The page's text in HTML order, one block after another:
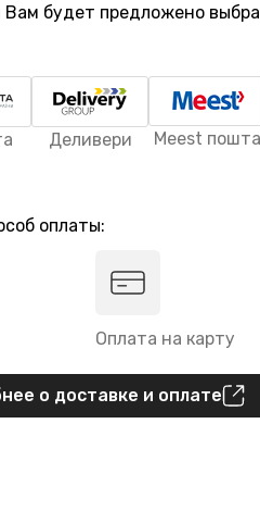
будет предложено
Деливери Meest пошта
оплаты:
Оплата на карту
о доставке и оплате